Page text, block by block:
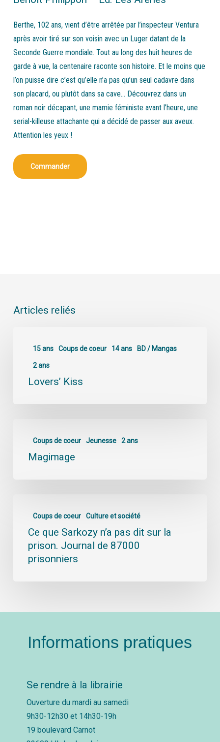
Berthe, 102 ans, vient d’être arrêtée par l’inspecteur Ventura
après avoir tiré sur son voisin avec un Luger datant de la
Seconde Guerre mondiale. Tout au long des huit heures de
garde à vue, la centenaire raconte son histoire. Et le moins que
l’on puisse dire c’est qu’elle n’a pas qu’un seul cadavre dans
son placard, ou plutôt dans sa cave… Découvrez dans un
roman noir décapant, une mamie féministe avant l’heure, une
serial-killeuse attachante qui a décidé de passer aux aveux.
Attention les yeux !
Commander
Articles reliés
15 ans Coups de coeur 14 ans BD / Mangas
2 ans
Lovers’ Kiss
Coups de coeur Jeunesse 2 ans
Magimage
Coups de coeur Culture et société
Ce que Sarkozy n’a pas dit sur la
prison. Journal de 87000
prisonniers
Informations pratiques
Se rendre à la librairie
Ouverture du mardi au samedi
9h30-12h30 et 14h30-19h
19 boulevard Carnot